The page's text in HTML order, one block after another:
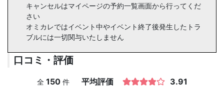
キャンセルはマイページの予約一覧画面から行ってくだ
さい
オミカレではイベント中やイベント終了後発生したトラ
ブルには一切関与いたしません
口コミ・評価
全 150 件 平均評価 3.91